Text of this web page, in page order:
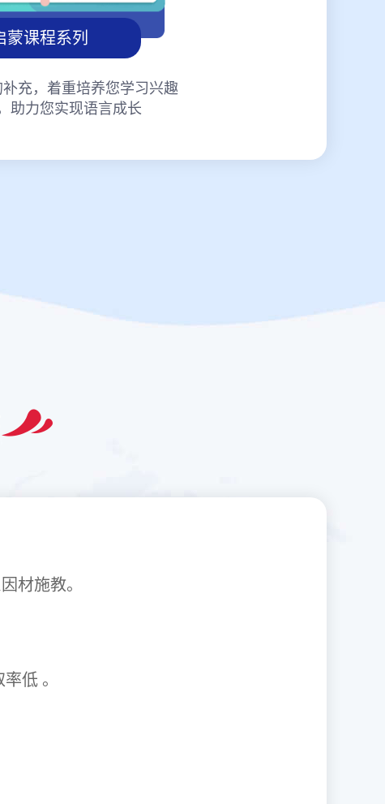
蒙课程系列
充，着重培养您学习兴趣
助力您实现语言成长
1因材施教。
取率低 。
格证。